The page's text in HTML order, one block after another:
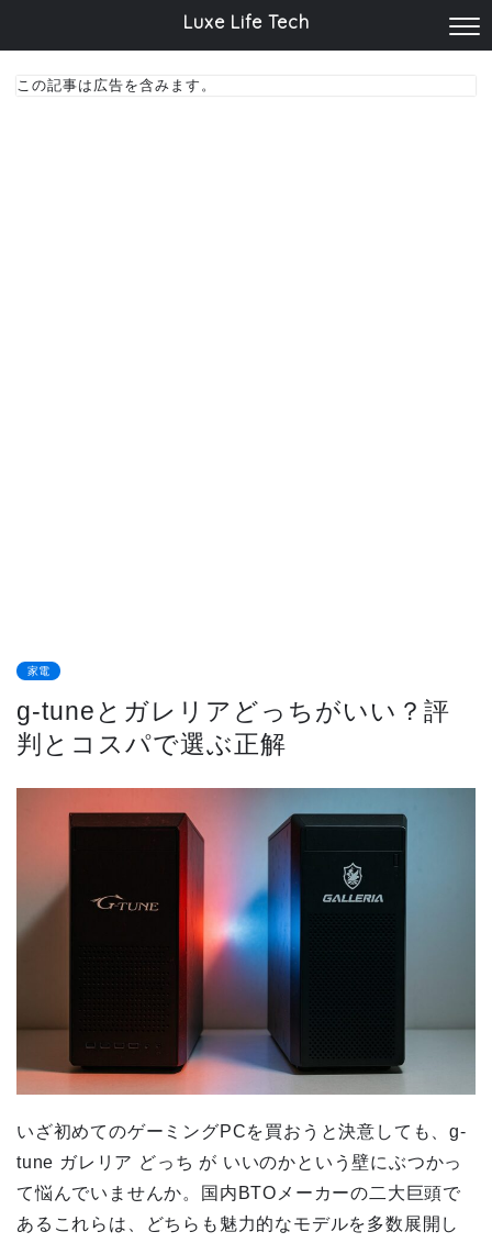
Luxe Life Tech
この記事は広告を含みます。
家電
g-tuneとガレリアどっちがいい？評
判とコスパで選ぶ正解
いざ初めてのゲーミングPCを買おうと決意しても、g-
tune ガレリア どっち が いいのかという壁にぶつかっ
て悩んでいませんか。国内BTOメーカーの二大巨頭で
あるこれらは、どちらも魅力的なモデルを多数展開し